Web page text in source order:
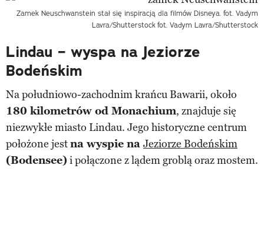
Zamek Neuschwanstein stał się inspiracją dla filmów Disneya. fot. Vadym
Lavra/Shutterstock fot. Vadym Lavra/Shutterstock
Lindau – wyspa na Jeziorze
Bodeńskim
Na południowo-zachodnim krańcu Bawarii, około
180 kilometrów od Monachium, znajduje się
niezwykłe miasto Lindau. Jego historyczne centrum
położone jestna wyspie na Jeziorze Bodeńskim
(Bodensee) i połączone z lądem groblą oraz mostem.